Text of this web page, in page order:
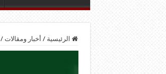
الرئيسية / أخبار ومقالات /